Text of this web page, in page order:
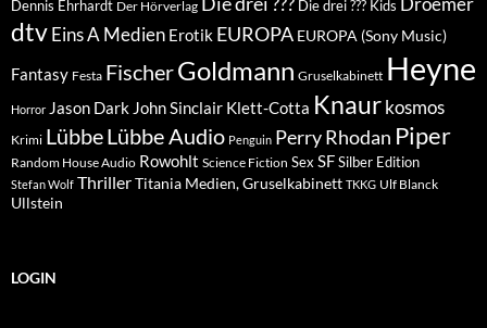
Dennis Ehrhardt Der Hörverlag Die drei ??? Kids
dtvEins A Medien Erotik EUROPA EUROPA (Sony Music)
Fantasy Festa FischerGoldmann Gruselkabinett Heyne
Horror Jason Dark John Sinclair Klett-Cotta Knaur kosmos
Krimi LübbeLübbe Audio Penguin Perry Rhodan Piper
Random House Audio Rowohlt Science Fiction Sex SFSilber Edition
Stefan Wolf ThrillerTitania Medien, Gruselkabinett TKKG Ulf Blanck
Ullstein
LOGIN